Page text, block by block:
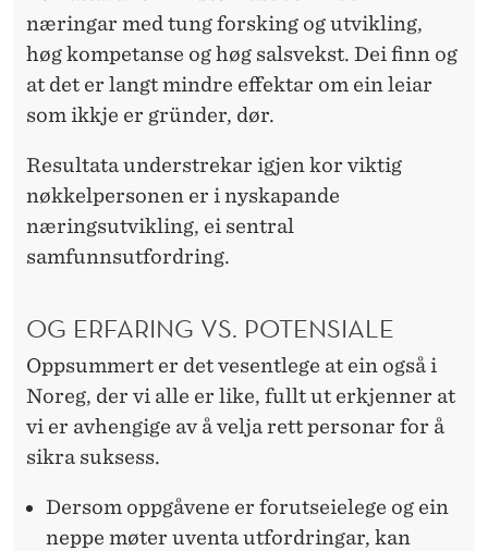
næringar med tung forsking og utvikling,
høg kompetanse og høg salsvekst. Dei finn og
at det er langt mindre effektar om ein leiar
som ikkje er gründer, dør.
Resultata understrekar igjen kor viktig
nøkkelpersonen er i nyskapande
næringsutvikling, ei sentral
samfunnsutfordring.
OG ERFARING VS. POTENSIALE
Oppsummert er det vesentlege at ein også i
Noreg, der vi alle er like, fullt ut erkjenner at
vi er avhengige av å velja rett personar for å
sikra suksess.
Dersom oppgåvene er forutseielege og ein
neppe møter uventa utfordringar, kan